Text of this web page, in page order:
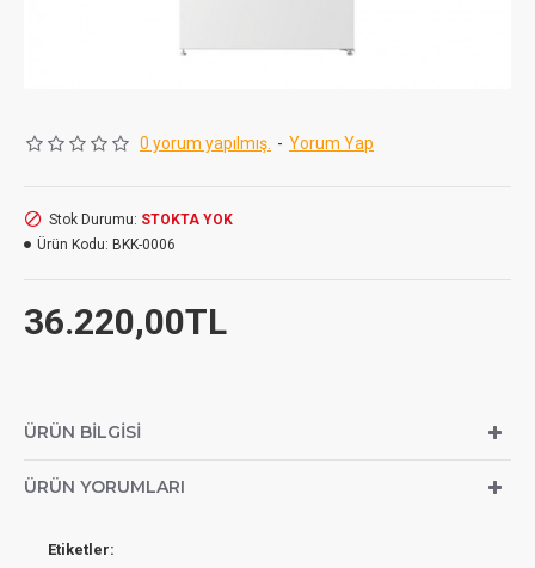
0 yorum yapılmış. - Yorum Yap
36.220,00TL
Stok Durumu: STOKTA YOK
Ürün Kodu: BKK-0006
ÜRÜN BILGISI
ÜRÜN YORUMLARI
Etiketler: